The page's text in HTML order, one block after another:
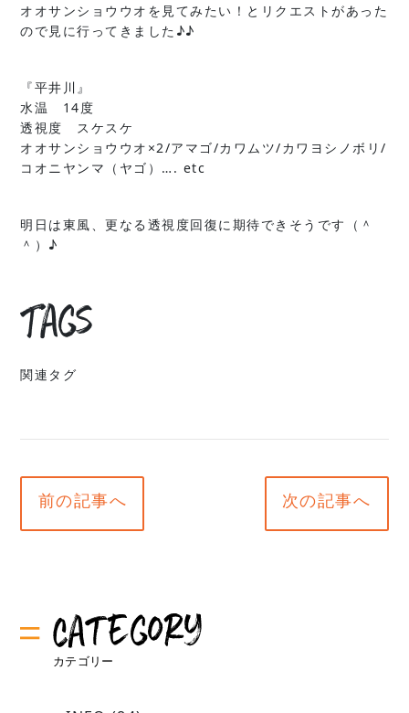
オオサンショウウオを見てみたい！とリクエストがあった
ので見に行ってきました♪♪
『平井川』
水温 14度
透視度 スケスケ
オオサンショウウオ×2/アマゴ/カワムツ/カワヨシノボリ/
コオニヤンマ（ヤゴ）…. etc
明日は東風、更なる透視度回復に期待できそうです（＾
＾）♪
Tags
関連タグ
前の記事へ 次の記事へ